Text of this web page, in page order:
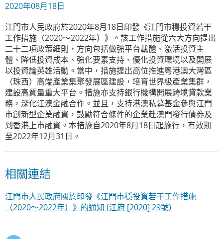
2020年08月18日
江門市人民政府於2020年8月18日印發《江門市穩投資若干
工作措施（2020～2022年）》。該工作措施從六大方向提出
二十二項政策細則，方向包括做強平台載體、激活投資主
體、降低投資成本、強化要素支持、優化投資環境以及開展
以投資論英雄活動。當中，措施提出高位推進粵港澳大灣區
（珠西）高端產業集聚發展區建設，培育世界級產業集群，
建設高質量重大平台。措施亦支持銀行機構開展跨境貸款業
務，深化江澳金融合作。並且，支持港澳私募基金參與江門
市創新型企業融資，鼓勵符合條件的企業赴澳門發行債券及
到香港上市融資。本措施自2020年8月18日起施行，有效期
至2022年12月31日。
相關連結
江門市人民政府關於印發《江門市穩投資若干工作措施
（2020～2022年）》的通知 (江府 [2020] 29號)